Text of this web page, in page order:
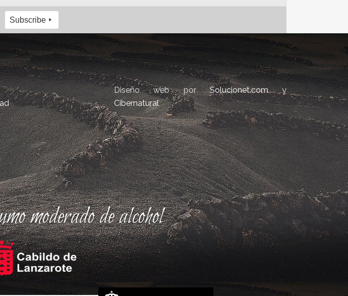
Subscribe
Diseño web porSolucionet.comy
Cibernatural
moderado de alcohol